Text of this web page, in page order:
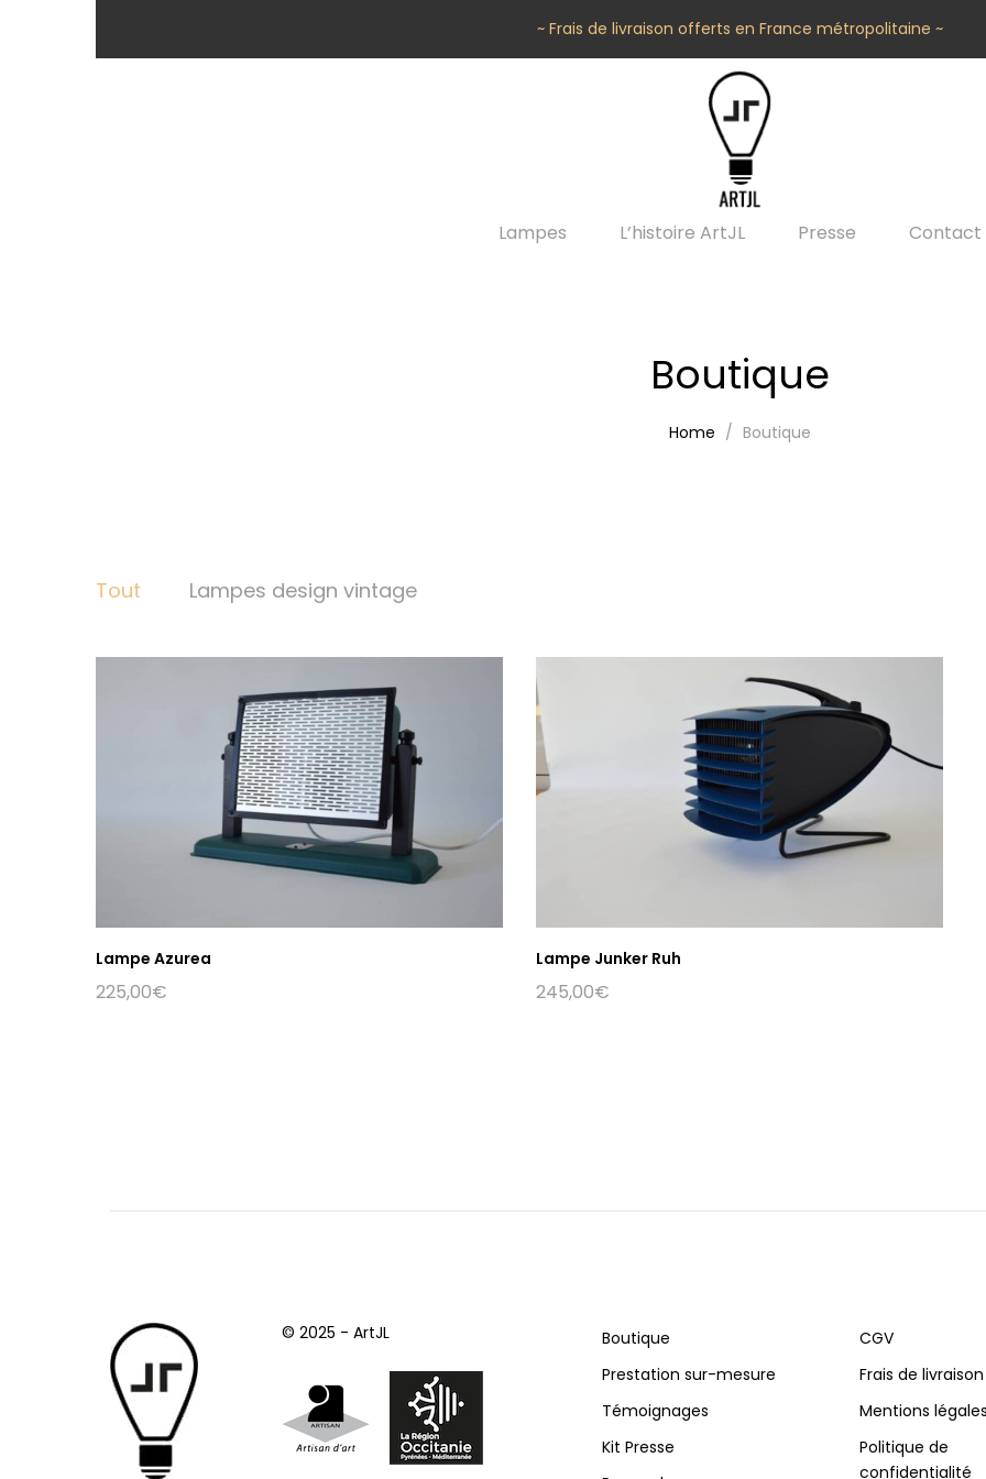
~ Frais de livraison offerts en France métropolitaine ~
Lampes L’histoire ArtJL Presse Contact
Boutique
Home Boutique
Tout Lampes design vintage
Lampe Azurea
225,00€
Lampe Junker Ruh
245,00€
© 2025 - ArtJL
Boutique
Prestation sur-mesure
Témoignages
Kit Presse
CGV
Frais de livraison
Mentions
Politique de
confidentialité